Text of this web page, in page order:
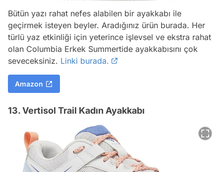
Bütün yazı rahat nefes alabilen bir ayakkabı ile
geçirmek isteyen beyler. Aradığınız ürün burada. Her
türlü yaz etkinliği için yeterince işlevsel ve ekstra rahat
olan Columbia Erkek Summertide ayakkabısını çok
seveceksiniz. Linki burada.
Amazon
13. Vertisol Trail Kadın Ayakkabı